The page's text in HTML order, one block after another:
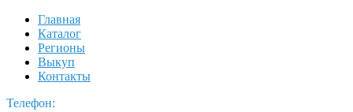
Главная
Каталог
Регионы
Выкуп
Контакты
Телефон: